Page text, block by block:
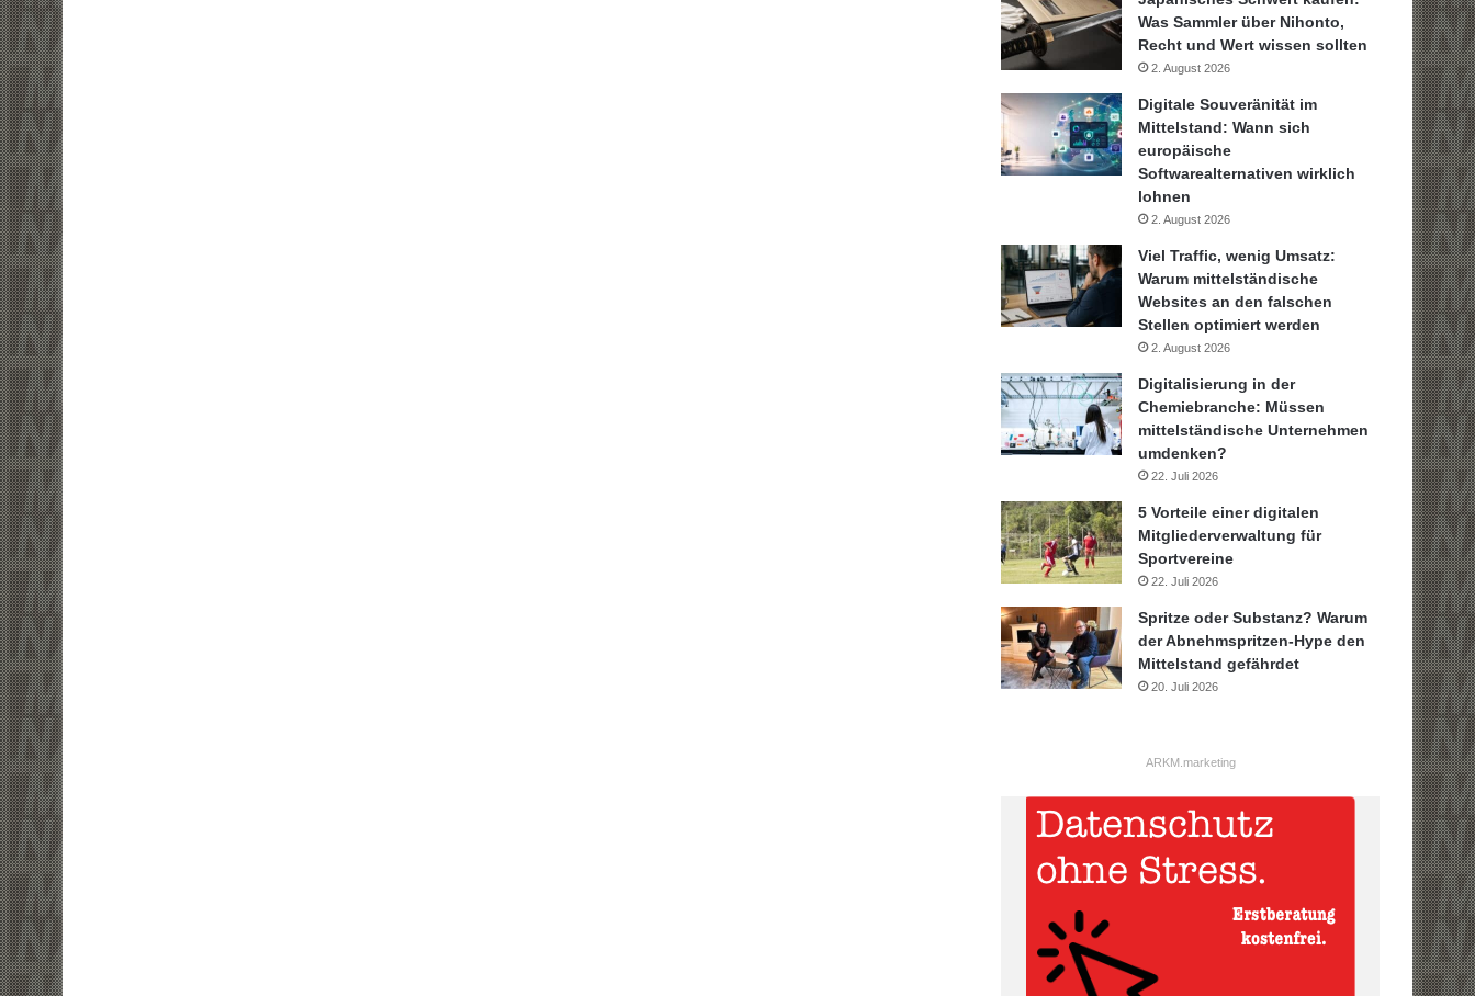
Was Sammler über Nihonto,
Recht und Wert wissen sollten
2. August 2026
Digitale Souveränität im
Mittelstand: Wann sich
europäische
Softwarealternativen wirklich
lohnen
2. August 2026
Viel Traffic, wenig Umsatz:
Warum mittelständische
Websites an den falschen
Stellen optimiert werden
2. August 2026
Digitalisierung in der
Chemiebranche: Müssen
mittelständische Unternehmen
umdenken?
22. Juli 2026
5 Vorteile einer digitalen
Mitgliederverwaltung für
Sportvereine
22. Juli 2026
Spritze oder Substanz? Warum
der Abnehmspritzen-Hype den
Mittelstand gefährdet
20. Juli 2026
ARKM.marketing